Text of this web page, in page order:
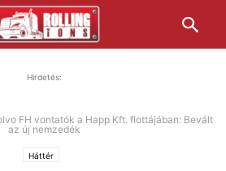
Hirdetés:
FH vontatók a Happ Kft. flottájában: Bevált
az új nemzedék
Háttér